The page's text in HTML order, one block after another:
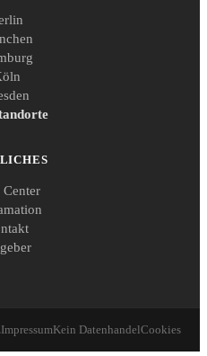
ImpressumKein DatenhandelCookies